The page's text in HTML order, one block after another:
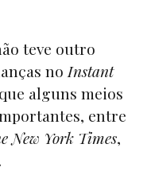
teve outro
no Instant
alguns meios
entre
New York Times,